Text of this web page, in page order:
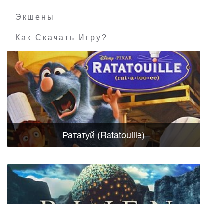
Экшены
Как Скачать Игру?
Рататуй (Ratatouille)